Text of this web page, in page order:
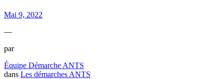
Mai 9, 2022
—
par
Équipe Démarche ANTS
dans Les démarches ANTS